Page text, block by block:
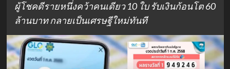
ผู้โชคดีรายหนึ่งคว้าคนเดียว 10 ใบ รับเงินก้อนโต 60
ล้านบาท กลายเป็นเศรษฐีใหม่ทันที